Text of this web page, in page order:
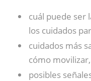
cuál puede ser
los cuidados
cuidados más
cómo
posibles